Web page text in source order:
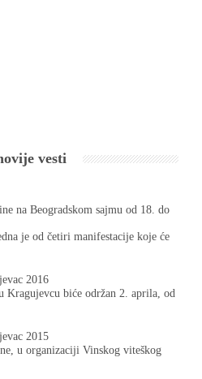
vesti
na Beogradskom sajmu od 18. do
je od četiri manifestacije koje će
2016
Kragujevcu biće održan 2. aprila, od
2015
u organizaciji Vinskog viteškog